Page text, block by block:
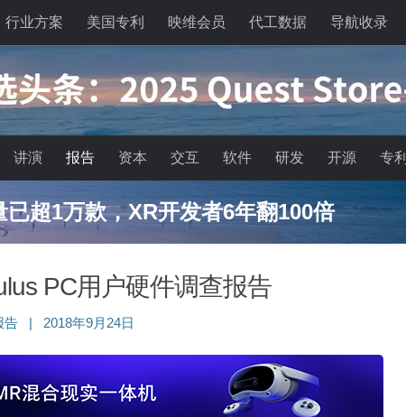
行业方案 美国专利 映维会员 代工数据 导航收录
讲演 报告 资本 交互 软件 研发 开源 专利
超1万款，XR开发者6年翻100倍
PC用户硬件调查报告
告 2018年9月24日